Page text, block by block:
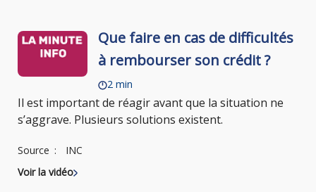
Que faire en cas de difficultés
à rembourser son crédit ?
2 min
Il est important de réagir avant que la situation ne
s’aggrave. Plusieurs solutions existent.
Source
INC
Voir la vidéo